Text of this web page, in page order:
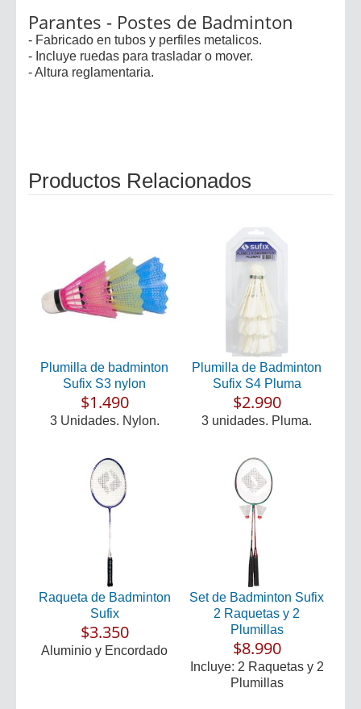
Parantes - Postes de Badminton
- Fabricado en tubos y perfiles metalicos.
- Incluye ruedas para trasladar o mover.
- Altura reglamentaria.
Productos Relacionados
Plumilla de badminton
Sufix S3 nylon
$1.490
3 Unidades. Nylon.
Plumilla de Badminton
Sufix S4 Pluma
$2.990
3 unidades. Pluma.
Raqueta de Badminton
Sufix
$3.350
Aluminio y Encordado
Set de Badminton Sufix
2 Raquetas y 2
Plumillas
$8.990
Incluye: 2 Raquetas y 2
Plumillas